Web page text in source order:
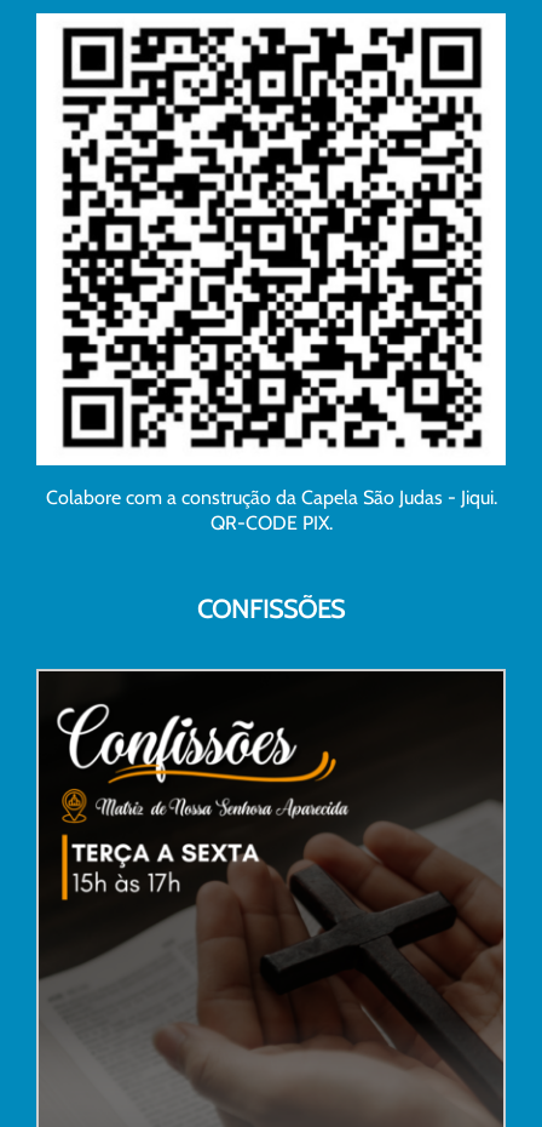
Colabore com a construção da Capela São Judas - Jiqui.
QR-CODE PIX.
CONFISSÕES